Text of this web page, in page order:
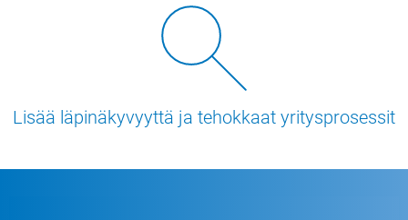
Lisää läpinäkyvyyttä ja tehokkaat yritysprosessit